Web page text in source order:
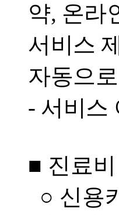
약, 온라
서비스
자동으
- 서비스
■ 진료
○ 신용